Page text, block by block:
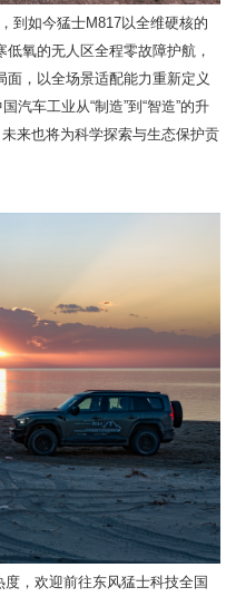
如今猛士M817以全维硬核的
氧的无人区全程零故障护航，
面，以全场景适配能力重新定义
汽车工业从“制造”到“智造”的升
未来也将为科学探索与生态保护贡
，欢迎前往东风猛士科技全国